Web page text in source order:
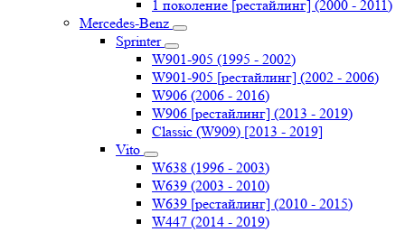
1 поколение [рестайлинг] (2000 - 2011)
Mercedes-Benz
Sprinter
W901-905 (1995 - 2002)
W901-905 [рестайлинг] (2002 - 2006)
W906 (2006 - 2016)
W906 [рестайлинг] (2013 - 2019)
Classic (W909) [2013 - 2019]
Vito
W638 (1996 - 2003)
W639 (2003 - 2010)
W639 [рестайлинг] (2010 - 2015)
W447 (2014 - 2019)